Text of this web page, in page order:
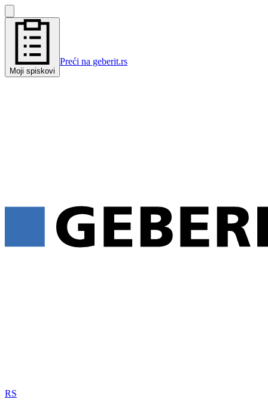
Moji spiskovi
Preći na geberit.rs
RS